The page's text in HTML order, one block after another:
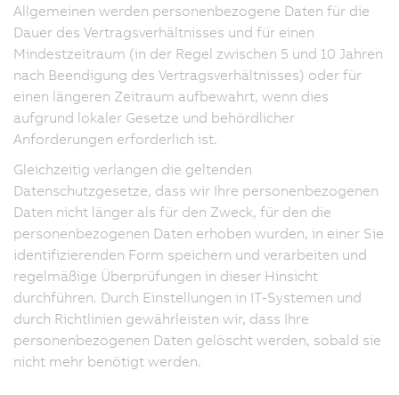
Allgemeinen werden personenbezogene Daten für die
Dauer des Vertragsverhältnisses und für einen
Mindestzeitraum (in der Regel zwischen 5 und 10 Jahren
nach Beendigung des Vertragsverhältnisses) oder für
einen längeren Zeitraum aufbewahrt, wenn dies
aufgrund lokaler Gesetze und behördlicher
Anforderungen erforderlich ist.
Gleichzeitig verlangen die geltenden
Datenschutzgesetze, dass wir Ihre personenbezogenen
Daten nicht länger als für den Zweck, für den die
personenbezogenen Daten erhoben wurden, in einer Sie
identifizierenden Form speichern und verarbeiten und
regelmäßige Überprüfungen in dieser Hinsicht
durchführen. Durch Einstellungen in IT-Systemen und
durch Richtlinien gewährleisten wir, dass Ihre
personenbezogenen Daten gelöscht werden, sobald sie
nicht mehr benötigt werden.